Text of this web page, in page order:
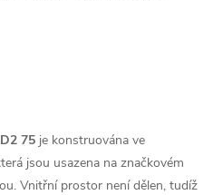
75 je konstruována ve
jsou usazena na značkovém
Vnitřní prostor není dělen, tudíž